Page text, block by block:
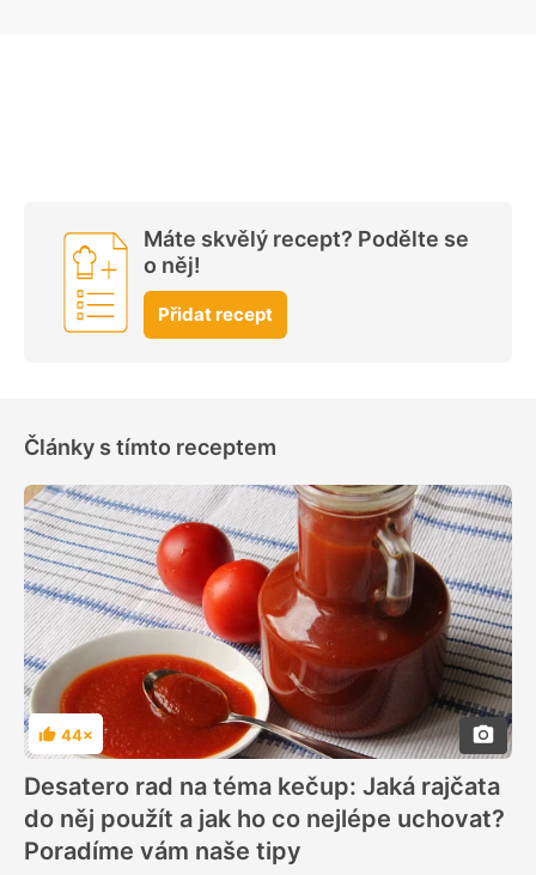
Máte skvělý recept? Podělte se
o něj!
Přidat recept
Články s tímto receptem
Hodnocení
44×
Desatero rad na téma kečup: Jaká rajčata
do něj použít a jak ho co nejlépe uchovat?
Poradíme vám naše tipy